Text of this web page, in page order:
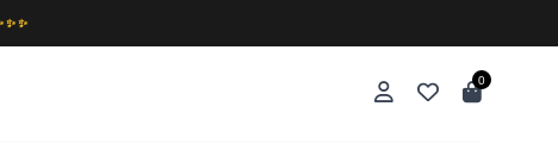
0